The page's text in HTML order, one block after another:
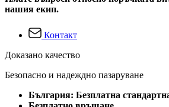
нашия екип.
Контакт
Доказано качество
Безопасно и надеждно пазаруване
България: Безплатна